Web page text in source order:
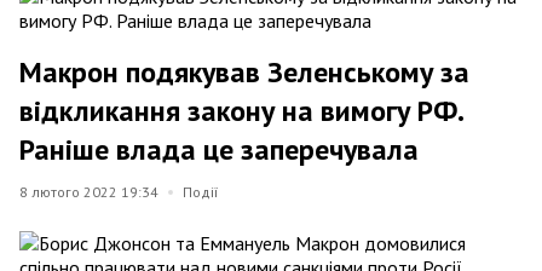
Макрон подякував Зеленському за
відкликання закону на вимогу РФ.
Раніше влада це заперечувала
8 лютого 2022 19:34 Події